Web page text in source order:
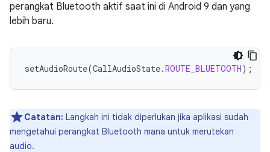
perangkat Bluetooth aktif saat ini di Android 9 dan yang
lebih baru.
setAudioRoute(CallAudioState.ROUTE_BLUETOOTH);
Catatan: Langkah ini tidak diperlukan jika aplikasi sudah
mengetahui perangkat Bluetooth mana untuk merutekan
audio.